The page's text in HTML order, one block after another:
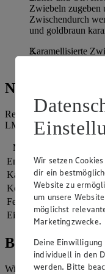
Zwiebeln zugeben
Zwischendurch
und goldbraun
Karamellisierte
Nährwerte
Referenzmenge für einen
LMIV (8.400 kJ/2.000
Nährwerte
Energie
808 kj
Kalorien
193 kcal
Kohlenhydrate 6 g
Fett
18 g
Eiweiß
0 g
Bewertung
Wie hat es dir
Wir setzen
dir ein
Website zu
um unsere
möglichst
Marketingzwecke.
Deine
individuell in den
werden. Bitte